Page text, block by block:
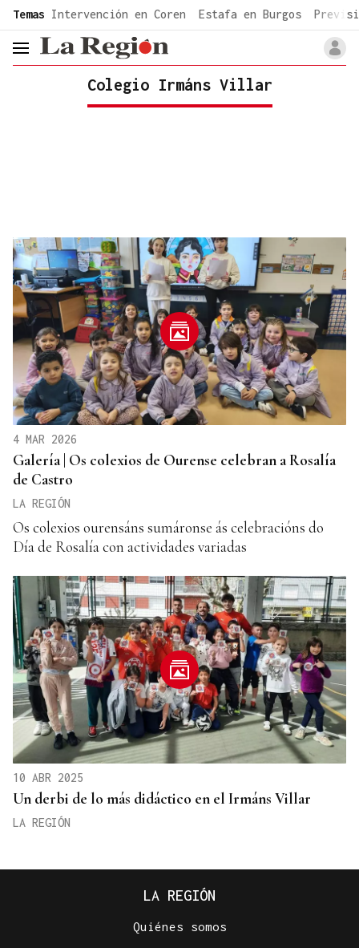
common.go-to-content
Temas Intervención en Coren Estafa en Burgos
header.menu.open
Colegio Irmáns Villar
4 MAR 2026
Galería | Os colexios de Ourense celebran a Rosalía
de Castro
LA REGIÓN
Os colexios ourensáns sumáronse ás celebracións do
Día de Rosalía con actividades variadas
10 ABR 2025
Un derbi de lo más didáctico en el Irmáns Villar
LA REGIÓN
LA REGIÓN
Quiénes somos